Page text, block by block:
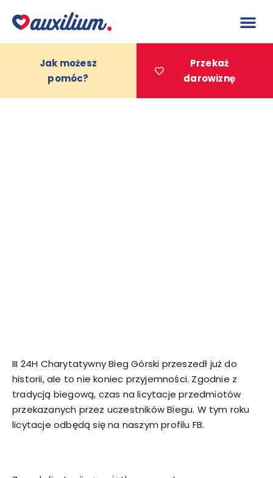
treści
Jak możesz
pomóc?
Przekaż
darowiznę
III 24H Charytatywny Bieg Górski przeszedł już do
historii, ale to nie koniec przyjemności. Zgodnie z
tradycją biegową, czas na licytacje przedmiotów
przekazanych przez uczestników Biegu. W tym roku
licytacje odbędą się na naszym profilu FB.